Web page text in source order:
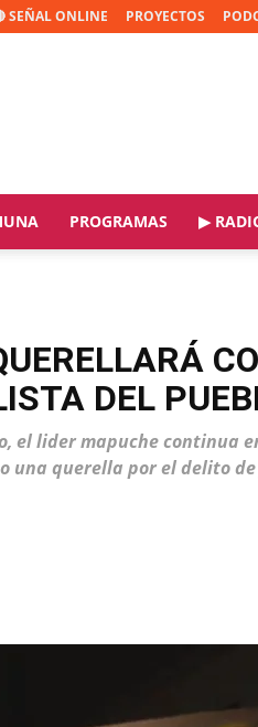
SEÑAL ONLINE PROYECTOS
PROGRAMAS ▶
DEL
el lider mapuche continua
querella por el delito